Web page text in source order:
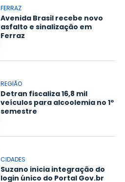
FERRAZ
Avenida Brasil recebe novo
asfalto e sinalização em
Ferraz
REGIÃO
Detran fiscaliza 16,8 mil
veículos para alcoolemia no 1º
semestre
CIDADES
Suzano inicia integração do
login único do Portal Gov.br